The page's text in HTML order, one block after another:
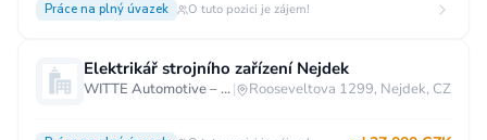
Práce na plný úvazek O tuto pozici je zájem!
Elektrikář strojního zařízení Nejdek
WITTE Automotive – Nejdek| Rooseveltova 1299, Nejdek, CZ